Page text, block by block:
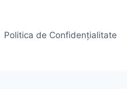
Politica de Confidențialitate